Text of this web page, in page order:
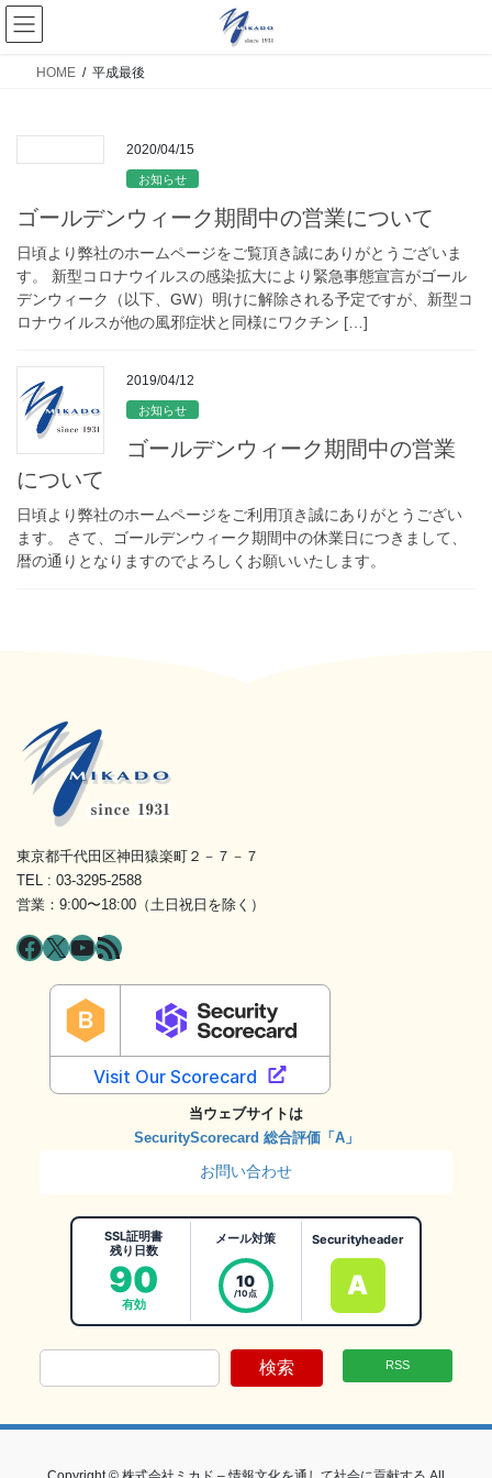
HOME 平成最後
2020/04/15
お知らせ
ゴールデンウィーク期間中の営業について
日頃より弊社のホームページをご覧頂き誠にありがとうございま
す。 新型コロナウイルスの感染拡大により緊急事態宣言がゴール
デンウィーク（以下、GW）明けに解除される予定ですが、新型コ
ロナウイルスが他の風邪症状と同様にワクチン […]
2019/04/12
お知らせ
ゴールデンウィーク期間中の営業
について
日頃より弊社のホームページをご利用頂き誠にありがとうござい
ます。 さて、ゴールデンウィーク期間中の休業日につきまして、
暦の通りとなりますのでよろしくお願いいたします。
東京都千代田区神田猿楽町２－７－７
TEL : 03-3295-2588
営業：9:00〜18:00（土日祝日を除く）
Facebook
X YouTube
RSS フィード
当ウェブサイトは
SecurityScorecard 総合評価「A」
お問い合わせ
SSL証明書
残り日数
90
有効
メール対策
10
/10点
Securityheader
A
検索 RSS